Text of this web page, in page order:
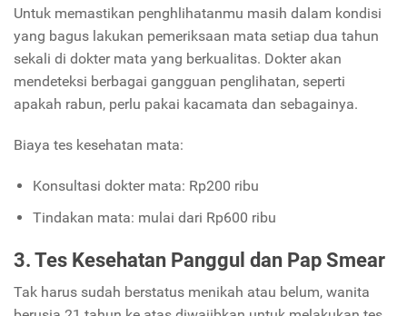
Untuk memastikan penghlihatanmu masih dalam kondisi
yang bagus lakukan pemeriksaan mata setiap dua tahun
sekali di dokter mata yang berkualitas. Dokter akan
mendeteksi berbagai gangguan penglihatan, seperti
apakah rabun, perlu pakai kacamata dan sebagainya.
Biaya tes kesehatan mata:
Konsultasi dokter mata: Rp200 ribu
Tindakan mata: mulai dari Rp600 ribu
3. Tes Kesehatan Panggul dan Pap Smear
Tak harus sudah berstatus menikah atau belum, wanita